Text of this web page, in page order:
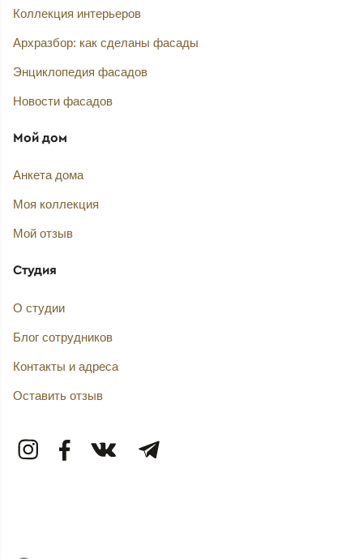
Коллекция интерьеров
Архразбор: как сделаны фасады
Энциклопедия фасадов
Новости фасадов
Мой дом
Анкета дома
Моя коллекция
Мой отзыв
Студия
О студии
Блог сотрудников
Контакты и адреса
Оставить отзыв